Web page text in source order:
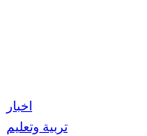
اخبار
تربية وتعليم